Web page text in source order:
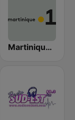
Martinique la 1ère